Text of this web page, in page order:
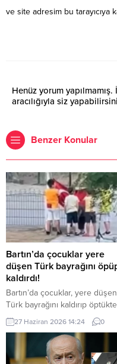
ve site adresim bu tarayıcıya
Henüz yorum
aracılığıyla siz
Benzer Konular
Bartın’da çocuklar yere
düşen Türk bayrağını
kaldırdı!
Bartın’da çocuklar, yere düşen
Türk bayrağını kaldırıp
sonra gelen itfaiye ekiplerinin
yardımıyla göndere çekti. O
cep telefonu kamerası
kaydedildi. Yerden kaldırıp
27 Haziran 2026 14:24 0